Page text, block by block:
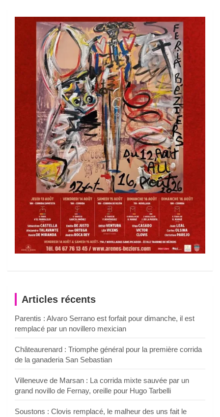
Articles récents
Parentis : Alvaro Serrano est forfait pour dimanche, il est
remplacé par un novillero mexician
Châteaurenard : Triomphe général pour la première corrida
de la ganaderia San Sebastian
Villeneuve de Marsan : La corrida mixte sauvée par un
grand novillo de Fernay, oreille pour Hugo Tarbelli
Soustons : Clovis remplacé, le malheur des uns fait le